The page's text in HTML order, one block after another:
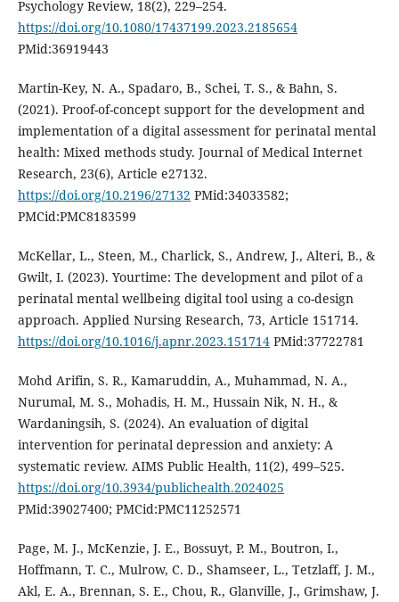
Psychology Review, 18(2), 229–254.
https://doi.org/10.1080/17437199.2023.2185654
PMid:36919443
Martin-Key, N. A., Spadaro, B., Schei, T. S., & Bahn, S.
(2021). Proof-of-concept support for the development and
implementation of a digital assessment for perinatal mental
health: Mixed methods study. Journal of Medical Internet
Research, 23(6), Article e27132.
https://doi.org/10.2196/27132 PMid:34033582;
PMCid:PMC8183599
McKellar, L., Steen, M., Charlick, S., Andrew, J., Alteri, B., &
Gwilt, I. (2023). Yourtime: The development and pilot of a
perinatal mental wellbeing digital tool using a co-design
approach. Applied Nursing Research, 73, Article 151714.
https://doi.org/10.1016/j.apnr.2023.151714PMid:37722781
Mohd Arifin, S. R., Kamaruddin, A., Muhammad, N. A.,
Nurumal, M. S., Mohadis, H. M., Hussain Nik, N. H., &
Wardaningsih, S. (2024). An evaluation of digital
intervention for perinatal depression and anxiety: A
systematic review. AIMS Public Health, 11(2), 499–525.
https://doi.org/10.3934/publichealth.2024025
PMid:39027400; PMCid:PMC11252571
Page, M. J., McKenzie, J. E., Bossuyt, P. M., Boutron, I.,
Hoffmann, T. C., Mulrow, C. D., Shamseer, L., Tetzlaff, J. M.,
Akl, E. A., Brennan, S. E., Chou, R., Glanville, J., Grimshaw, J.